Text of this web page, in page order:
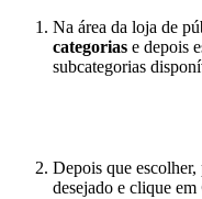
Na área da loja de
categorias e depois
subcategorias
Depois que
desejado e clique em